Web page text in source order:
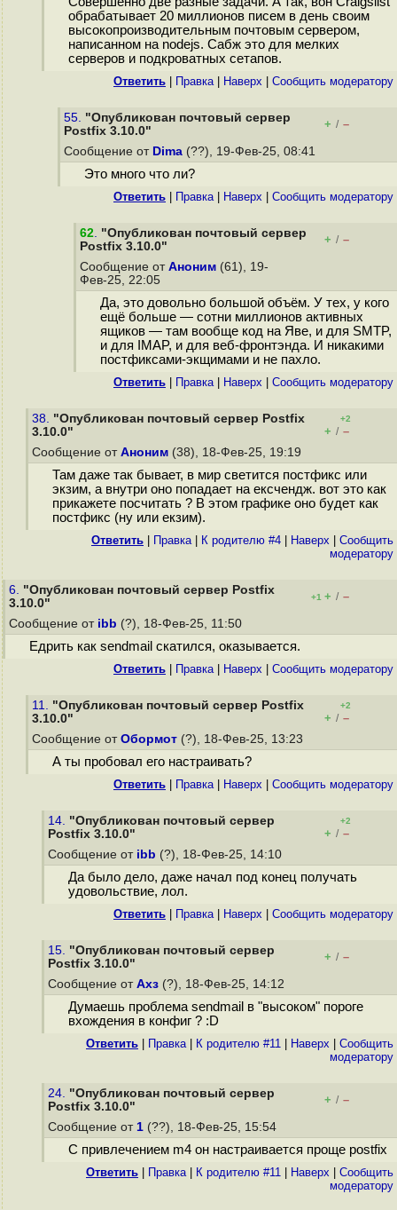
обрабатывает 20 миллионов писем в день своим
высокопроизводительным почтовым сервером,
написанном на nodejs. Сабж это для мелких
серверов и подкроватных сетапов.
Ответить Правка| Наверх Cообщить модератору
55. "Опубликован почтовый сервер
Postfix 3.10.0"
+ / –
Сообщение от Dima (??), 19-Фев-25, 08:41
Это много что ли?
Ответить Правка| Наверх Cообщить модератору
62. "Опубликован почтовый сервер
Postfix 3.10.0"
+ / –
Сообщение от Аноним (61), 19-
Фев-25, 22:05
Да, это довольно большой объём. У тех, у кого
ещё больше — сотни миллионов активных
ящиков — там вообще код на Яве, и для SMTP,
и для IMAP, и для веб-фронтэнда. И никакими
постфиксами-экщимами и не пахло.
Ответить Правка| Наверх Cообщить модератору
38. "Опубликован почтовый сервер Postfix
3.10.0"
+2
+ / –
Сообщение от Аноним (38), 18-Фев-25, 19:19
Там даже так бывает, в мир светится постфикс или
экзим, а внутри оно попадает на ексчендж. вот это как
прикажете посчитать ? В этом графике оно будет как
постфикс (ну или екзим).
Ответить Правка| К родителю #4 Наверх
Cообщить
модератору
6. "Опубликован почтовый сервер Postfix
3.10.0"
+1 + / –
Сообщение от ibb (?), 18-Фев-25, 11:50
Едрить как sendmail скатился, оказывается.
Ответить Правка| Наверх Cообщить модератору
11. "Опубликован почтовый сервер Postfix
3.10.0"
+2
+ / –
Сообщение от Обормот (?), 18-Фев-25, 13:23
А ты пробовал его настраивать?
Ответить Правка| Наверх Cообщить модератору
14. "Опубликован почтовый сервер
Postfix 3.10.0"
+2
+ / –
Сообщение от ibb (?), 18-Фев-25, 14:10
Да было дело, даже начал под конец получать
удовольствие, лол.
Ответить Правка| Наверх Cообщить модератору
15. "Опубликован почтовый сервер
Postfix 3.10.0"
+ / –
Сообщение от Ахз (?), 18-Фев-25, 14:12
Думаешь проблема sendmail в "высоком" пороге
вхождения в конфиг ? :D
Ответить Правка| К родителю #11 Наверх
Cообщить
модератору
24. "Опубликован почтовый сервер
Postfix 3.10.0"
+ / –
Сообщение от 1 (??), 18-Фев-25, 15:54
С привлечением m4 он настраивается проще postfix
Ответить Правка| К родителю #11 Наверх
Cообщить
модератору